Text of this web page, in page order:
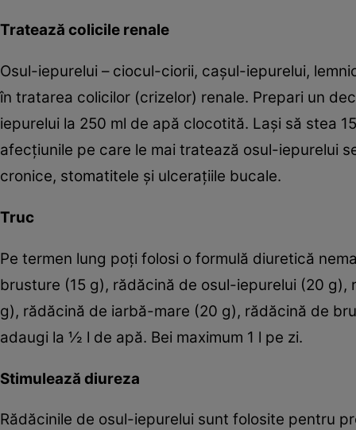
Tratează colicile renale
Osul-iepurelui – ciocul-ciorii, caşul-iepurelui,
în tratarea colicilor (crizelor) renale. Prepari un
iepurelui la 250 ml de apă clocotită. Laşi să stea
afecţiunile pe care le mai tratează osul-iepurelui
cronice, stomatitele şi ulceraţiile bucale.
Truc
Pe termen lung poţi folosi o formulă diuretică
brusture (15 g), rădăcină de osul-iepurelui (20
g), rădăcină de iarbă-mare (20 g), rădăcină de
adaugi la ½ l de apă. Bei maximum 1 l pe zi.
Stimulează diureza
Rădăcinile de osul-iepurelui sunt folosite pentru